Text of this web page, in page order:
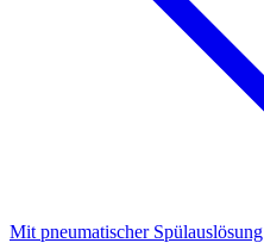
Mit pneumatischer Spülauslösung